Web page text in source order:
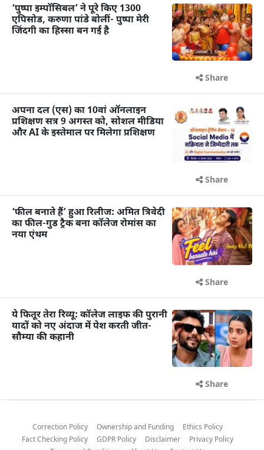
‘पुष्पा इम्पॉसिबल’ ने पूरे किए 1300
एपिसोड, करुणा पांडे बोलीं- पुष्पा मेरी
जिंदगी का हिस्सा बन गई है
Share
अपना दल (एस) का 10वां ऑनलाइन
प्रशिक्षण सत्र 9 अगस्त को, सोशल मीडिया
और AI के इस्तेमाल पर मिलेगा प्रशिक्षण
Share
‘फील बनाते हैं’ हुआ रिलीज: अमित त्रिवेदी
का फील-गुड ट्रैक बना कॉलेज रोमांस का
नया एंथम
Share
ये फितूर तेरा रिव्यू: कॉलेज लाइफ की पुरानी
यादों को नए अंदाज में पेश करती जीत-
सौम्या की कहानी
Share
Correction Policy Ownership and Funding
Ethics Policy
Fact Checking Policy
GDPR Policy Disclaimer
Privacy Policy